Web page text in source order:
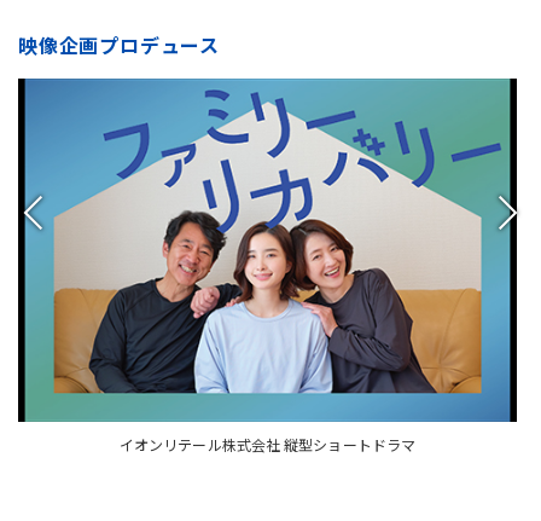
映像企画プロデュース
イオンリテール株式会社 縦型ショートドラマ